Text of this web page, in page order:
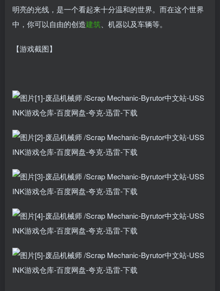
明亮的光线，是一个看起来十分温和的世界。而在这个世界
中，你可以自由的创造建筑 、机器以及车辆等。
【游戏截图】